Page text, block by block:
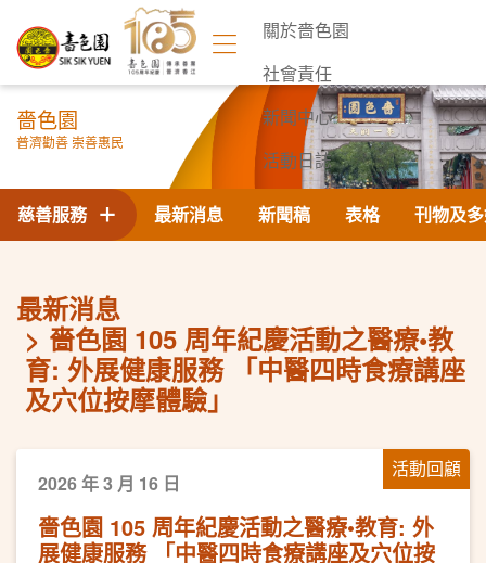
關於嗇色園
社會責任
新聞中心
活動日誌
聯絡我們
嗇色園
普濟勸善 崇善惠民
最新消息 新聞稿 表格 刊物及
慈善服務
最新消息
嗇色園 105 周年紀慶活動之醫療•教
育: 外展健康服務 「中醫四時食療講座
及穴位按摩體驗」
活動回顧
2026 年 3 月 16 日
嗇色園 105 周年紀慶活動之醫療•教育: 外
展健康服務 「中醫四時食療講座及穴位按